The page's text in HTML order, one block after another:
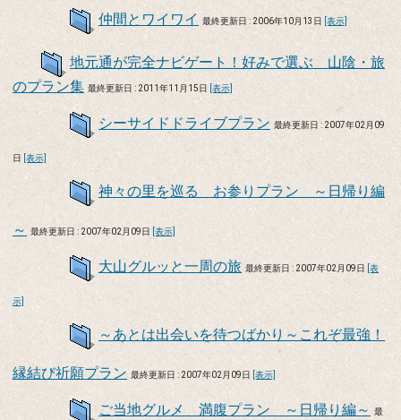
仲間とワイワイ 最終更新日 : 2006年10月13日 [表示]
地元通が完全ナビゲート！好みで選ぶ 山陰・旅
のプラン集 最終更新日 : 2011年11月15日 [表示]
シーサイドドライブプラン 最終更新日 : 2007年02月09
日 [表示]
神々の里を巡る お参りプラン ～日帰り編
～ 最終更新日 : 2007年02月09日 [表示]
大山グルッと一周の旅 最終更新日 : 2007年02月09日 [表
示]
～あとは出会いを待つばかり～これぞ最強！
縁結び祈願プラン 最終更新日 : 2007年02月09日 [表示]
ご当地グルメ 満腹プラン ～日帰り編～ 最